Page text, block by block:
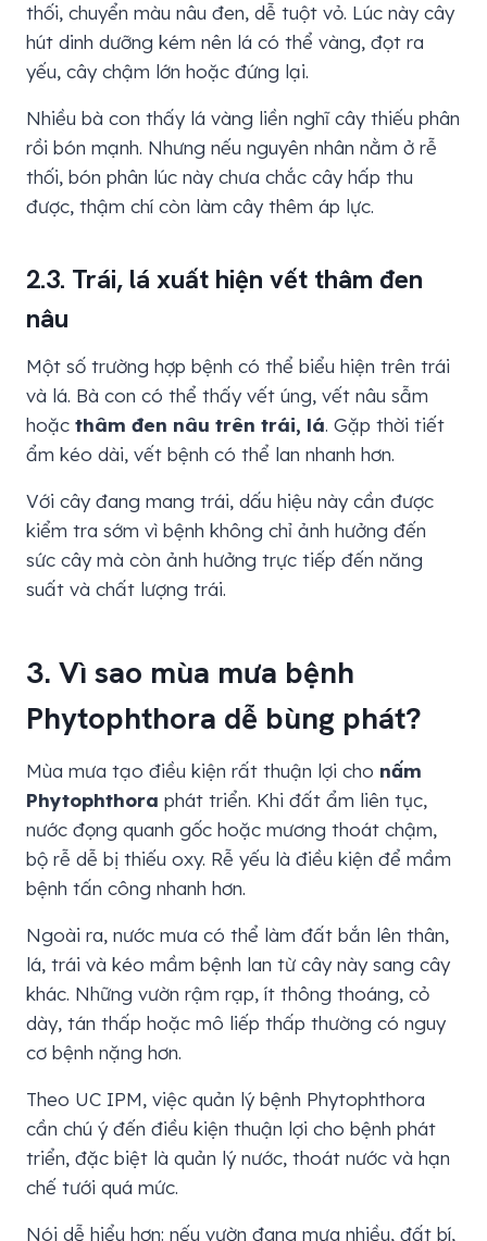
thối, chuyển màu nâu đen, dễ tuột vỏ. Lúc này cây
hút dinh dưỡng kém nên lá có thể vàng, đọt ra
yếu, cây chậm lớn hoặc đứng lại.
Nhiều bà con thấy lá vàng liền nghĩ cây thiếu phân
rồi bón mạnh. Nhưng nếu nguyên nhân nằm ở rễ
thối, bón phân lúc này chưa chắc cây hấp thu
được, thậm chí còn làm cây thêm áp lực.
2.3. Trái, lá xuất hiện vết thâm đen
nâu
Một số trường hợp bệnh có thể biểu hiện trên trái
và lá. Bà con có thể thấy vết úng, vết nâu sẫm
hoặc thâm đen nâu trên trái, lá. Gặp thời tiết
ẩm kéo dài, vết bệnh có thể lan nhanh hơn.
Với cây đang mang trái, dấu hiệu này cần được
kiểm tra sớm vì bệnh không chỉ ảnh hưởng đến
sức cây mà còn ảnh hưởng trực tiếp đến năng
suất và chất lượng trái.
3. Vì sao mùa mưa bệnh
Phytophthora dễ bùng phát?
Mùa mưa tạo điều kiện rất thuận lợi cho nấm
Phytophthora phát triển. Khi đất ẩm liên tục,
nước đọng quanh gốc hoặc mương thoát chậm,
bộ rễ dễ bị thiếu oxy. Rễ yếu là điều kiện để mầm
bệnh tấn công nhanh hơn.
Ngoài ra, nước mưa có thể làm đất bắn lên thân,
lá, trái và kéo mầm bệnh lan từ cây này sang cây
khác. Những vườn rậm rạp, ít thông thoáng, cỏ
dày, tán thấp hoặc mô liếp thấp thường có nguy
cơ bệnh nặng hơn.
Theo UC IPM, việc quản lý bệnh Phytophthora
cần chú ý đến điều kiện thuận lợi cho bệnh phát
triển, đặc biệt là quản lý nước, thoát nước và hạn
chế tưới quá mức.
Nói dễ hiểu hơn: nếu vườn đang mưa nhiều, đất bí,